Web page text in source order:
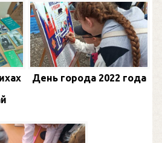
День города 2022 года